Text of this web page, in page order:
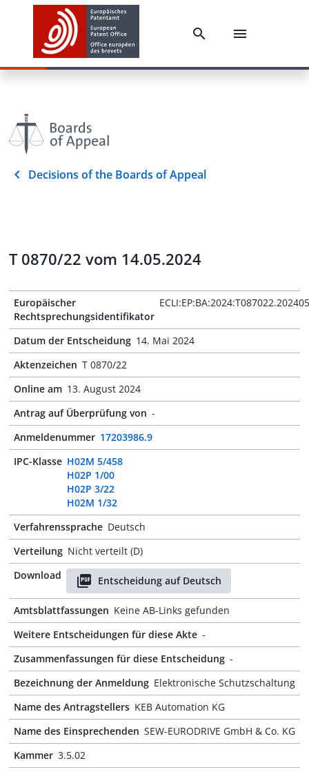
Decisions of the Boards of Appeal
T 0870/22 vom 14.05.2024
Europäischer
Rechtsprechungsidentifikator
Datum der Entscheidung 14. Mai 2024
Aktenzeichen T 0870/22
Online am 13. August 2024
Antrag auf Überprüfung von -
Anmeldenummer 17203986.9
IPC-Klasse H02M 5/458
H02P 1/00
H02P 3/22
H02M 1/32
Verfahrenssprache Deutsch
Verteilung Nicht verteilt (D)
Download
Entscheidung auf Deutsch
Amtsblattfassungen Keine AB-Links gefunden
Weitere Entscheidungen für diese Akte -
Zusammenfassungen für diese Entscheidung -
Bezeichnung der Anmeldung Elektronische Schutzschaltung
Name des Antragstellers KEB Automation KG
Name des Einsprechenden SEW-EURODRIVE GmbH & Co. KG
Kammer 3.5.02